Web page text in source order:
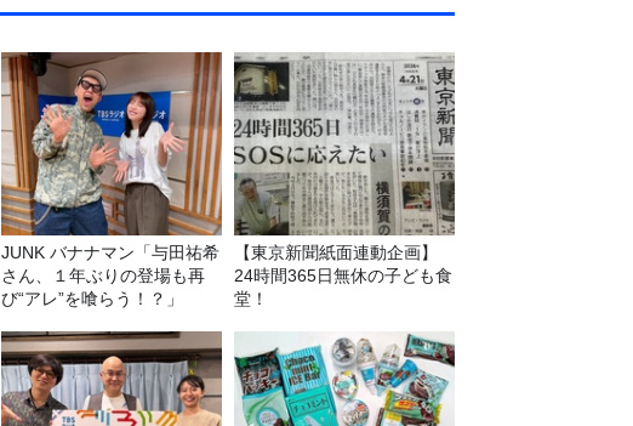
JUNK バナナマン「与田祐希
さん、１年ぶりの登場も再
び“アレ”を喰らう！？」
【東京新聞紙面連動企画】
24時間365日無休の子ども食
堂！